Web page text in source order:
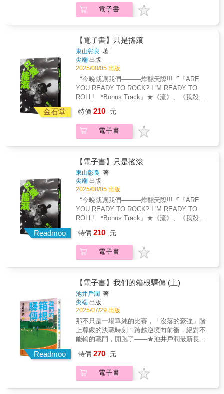
阿彩邊織著壓克力毛線做的菜瓜布，邊想著那
女人說的話。 她說她和阿彩的丈夫正在交往，
希望阿彩能主動離婚。 應該是在開玩笑吧。丈
夫也是這麼說的。 半夜阿彩醒來時，聽到丈夫
關在廁所偷偷講電話。 這一年裡經常這樣。每
次阿彩發現時，她就會織壓克力菜瓜布。
〈正在燃燒呢，柴火爐〉 「聰子好像死了
耶。」佐野先生用彷彿開玩笑的語氣說出這句
話。 佐野先生老是說他會先死，結果太太卻先
走了。 少了聰子太太，我突然不知道要怎麼和
佐野先生互動。 而且他越來越令人擔心。家裡
有柴火爐，卻要買新的燈油暖爐。 說是忘記怎
麼點火了，因為之前都是太太在做。 但我明明
看過好幾次佐野先生熟練地點柴火啊。 九個
以日常器物命名的故事，留下難以忘懷的動搖
就的壓克力菜瓜布、與心痛共存的柴火爐
&hellip;&hellip; 人的來去，愛的消長，透過看
似永恆的器物，映照出充滿變化的生命風景。
當日常唯一的不變就是變，於是鬆綁了那些厚
重的心事、想念與想忘的心情。失去的不會永
遠不在，解不開的不會永遠不明白，無法原諒
的總有一天──也能好好釋懷。 眾名家動心推
姐、作家／張嘉真、小說家／許俐葳、作家／
作家／潘家欣 讀完《電烤盤與四級地震》，我
會心一笑。 日常生活中看似再平凡不過的小家
電與日常雜貨們，都變成了用來觀察日式人際
關係的放大鏡。作者以細緻的筆觸描寫著日本
家庭與鄰里間不能說破的潛規則，以物品為媒
介，拆解著每場送禮中的角力對戰、客套話裡
暗藏的錯綜複雜的情緒，帶著大家透視日本社
會的獨特人情結構。 電烤盤如何為一場尷尬又
不想失禮的飯局完美加溫？遇上人際關係地震
的話如何安全存活呢？ 請大家在書中細細體會
吧！──駐日作家｜明太子小姐 井上荒野以小說
放大日常的機鋒與讓人不了了之只能笑出來的
瞬間。小說描寫用來裝飾在披薩滾輪刀上，騎
著單輪車的猴子在笑，有時候主角切披薩的瞬
間會跟著猴子笑，有時候主角看著猴子卻笑不
出來。切分披薩的時候，誰會在乎裝飾性的猴
蠱」的「大逃殺」中，最後的倖存者，會成為
「蠱神」嗎？還是難逃被時代淘汰的命運呢？
【角色介紹】 嵯峨愁二郎：身懷神祕劍法、身
經百戰的滄桑劍客。為了治癒得到流行病的家
人而加入競賽。 香月雙葉：12歲的少女，身手
平平，同樣為了治癒流行病的家人而加入競
賽。
何？是為錢，為命，還是為尊嚴？邁向滅亡的
武士們，展開最後一場死亡遊戲！【故事大
告，如同一道來自地獄的召喚，將「西南戰
爭」後銷聲匿跡的殘存武士們重新匯聚。他們
為了巨額獎金，被迫投入一場自相殘殺的煉
獄。參加者必須互相爭奪分配到的點數，並順
著東海道直指東京。這些末路武士中，有胸懷
大志的英傑、見錢眼開的無賴、冷血無情的屠
夫……但無一不是身懷絕技、但生不逢時的劍
客！神祕的滄桑劍客・嵯峨愁二郎和年僅十二
歲的少女・雙葉，為了保護各自的家人，踏入
逃殺」中，最後的倖存者，會成為「蠱神」
嗎？還是難逃被時代淘汰的命運呢？【角色介
紹】嵯峨愁二郎：身懷神祕劍法、身經百戰的
競賽。香月雙葉：12歲的少女，身手平平，同
樣為了治癒流行病的家人而加入競賽。
電子書
金石堂
【電子書】只是搖滾
東山彰良 著
尖端 出版
2025/08/05 出版
〝今晚就讓我們———炸翻天際!!!〞『ARE
YOU READY TO ROCK? I 'M READY TO
ROLL! *Bonus Track』★《流》、《我殺的
文學直視最原始的搖滾魂！★日本亞馬遜讀者
五星滿分好評！「故事逐漸充滿暴力和悲劇色
彩，在縱情性愛與人性拔河間失控發展！」
作。」「東山彰良的靈魂在於這部作品完全釋
放！」 在《流》摘下直木賞、《我殺的人
與殺我的人》獲得日本文學獎三冠殊榮以前，
東山彰良替叛逆的靈魂寫下震撼心神的搖滾文
學── 擁有搖滾魂的任何人，都不能錯過的
爆炸性推理大作！超強新作搶先看！這是某個
搖滾樂手的傳奇開始之前的故事——我是住在
博多的無名搖滾樂手青木滿——三十四歲，在
廉價公寓裡抱著無法實現的夢想，終日練習吉
場，樂團的ＣＤ意外混入了爆炸犯的遺留物之
中。我們成了對轟動社會的犯人造成影響的傳
奇樂團，一舉成名。然而某一天，當年的主犯
現場。距離正午還有十三分鐘。再過十三分
鐘，故事就開始了。｜得獎紀錄｜ ◆東山
彰良得獎紀錄 第153回直木獎 日本文學
獎三冠達成──第34屆織田作之助獎、第69屆讀
賣文學獎、第3屆渡邊淳一文學獎 第11屆中
央公論文藝獎 第11回大藪春彥獎 第1回
「這本推理小說了不起！」大獎銀獎、讀者獎
特價 210 元
電子書
Readmoo
【電子書】只是搖滾
東山彰良 著
尖端 出版
2025/08/05 出版
〝今晚就讓我們———炸翻天際!!!〞『ARE
YOU READY TO ROCK? I 'M READY TO
ROLL! *Bonus Track』★《流》、《我殺的
文學直視最原始的搖滾魂！★日本亞馬遜讀者
五星滿分好評！「故事逐漸充滿暴力和悲劇色
彩，在縱情性愛與人性拔河間失控發展！」
作。」「東山彰良的靈魂在於這部作品完全釋
放！」 在《流》摘下直木賞、《我殺的人
與殺我的人》獲得日本文學獎三冠殊榮以前，
東山彰良替叛逆的靈魂寫下震撼心神的搖滾文
學── 擁有搖滾魂的任何人，都不能錯過的
爆炸性推理大作！超強新作搶先看！這是某個
搖滾樂手的傳奇開始之前的故事——我是住在
博多的無名搖滾樂手青木滿——三十四歲，在
廉價公寓裡抱著無法實現的夢想，終日練習吉
場，樂團的ＣＤ意外混入了爆炸犯的遺留物之
中。我們成了對轟動社會的犯人造成影響的傳
奇樂團，一舉成名。然而某一天，當年的主犯
特價 210 元
電子書
Readmoo
【電子書】我們的箱根驛傳 (上)
池井戶潤 著
尖端 出版
2025/07/29 出版
那不只是一場單純的比賽，「沒落的豪強」賭
上尊嚴的決戰時刻！跨越逆境向前衝，絕對不
能輸的戰鬥，開跑了——★池井戶潤最新長篇
狂掃各大書店排行榜！★2024年日本亞馬遜類
型小說（社會）銷售排行第一名！
特價 270 元
電子書